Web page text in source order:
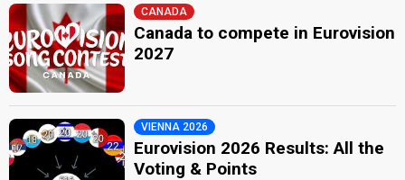
CANADA
Canada to compete in Eurovision
2027
VIENNA 2026
Eurovision 2026 Results: All the
Voting & Points